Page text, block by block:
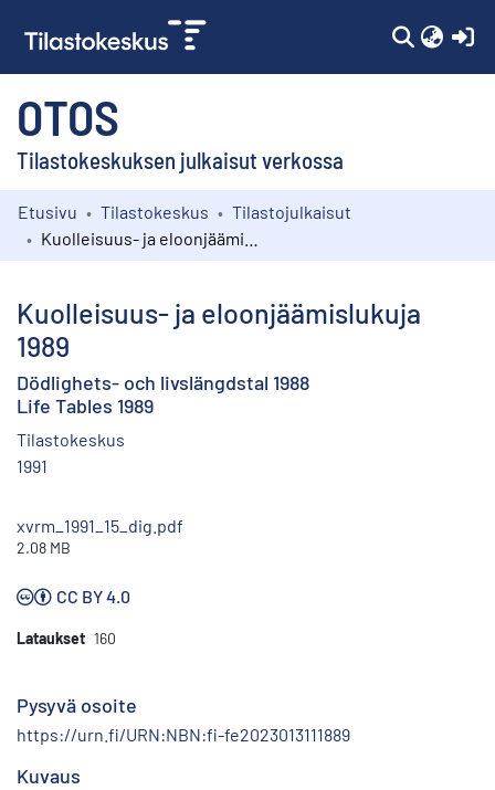
OTOS
Tilastokeskuksen julkaisut verkossa
Kokoelmat
Etusivu Tilastokeskus
Tilastojulkaisut
Kuolleisuus- ja eloonjäämislukuja
1989
Dödlighets- och livslängdstal 1988
Life Tables 1989
Tilastokeskus
1991
xvrm_1991_15_dig.pdf
2.08 MB
CC BY 4.0
Lataukset 160
Pysyvä osoite
https://urn.fi/URN:NBN:fi-fe2023013111889
Kuvaus